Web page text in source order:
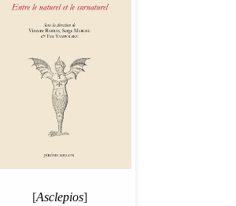
[Asclepios]